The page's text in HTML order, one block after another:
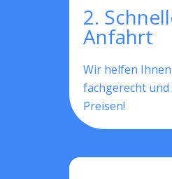
2.
Anfahrt
Wir helfen
fachgerecht
Preisen!